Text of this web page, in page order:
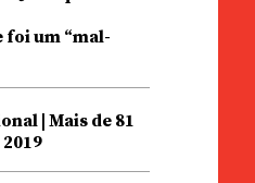
foi um “mal-
| Mais de 81